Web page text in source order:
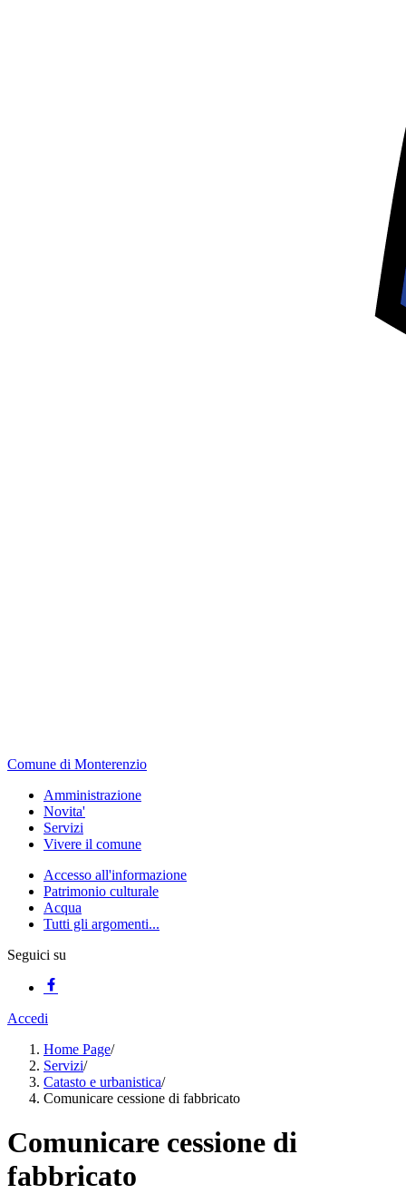
Comune di Monterenzio
Amministrazione
Novita'
Servizi
Vivere il comune
Accesso all'informazione
Patrimonio culturale
Acqua
Tutti gli argomenti...
Seguici su
Accedi
Home Page/
Servizi/
Catasto e urbanistica/
Comunicare cessione di fabbricato
Comunicare cessione di
fabbricato